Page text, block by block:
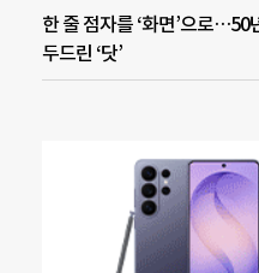
한 줄 점자를 ‘화면’으로…50
두드린 ‘닷’